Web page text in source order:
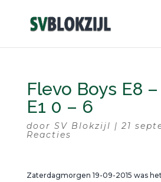
Flevo Boys E8
E1 0 – 6
door SV Blokzijl | 21
Reacties
Zaterdagmorgen 19-09-2015 was